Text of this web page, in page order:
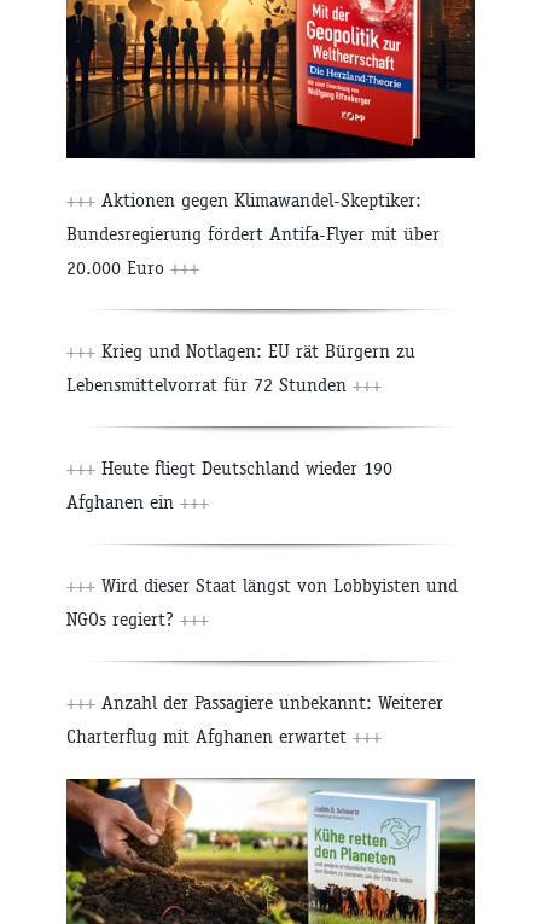
+++ Aktionen gegen Klimawandel-Skeptiker:
Bundesregierung fördert Antifa-Flyer mit über
20.000 Euro +++
+++ Krieg und Notlagen: EU rät Bürgern zu
Lebensmittelvorrat für 72 Stunden +++
+++ Heute fliegt Deutschland wieder 190
Afghanen ein +++
+++ Wird dieser Staat längst von Lobbyisten und
NGOs regiert? +++
+++ Anzahl der Passagiere unbekannt: Weiterer
Charterflug mit Afghanen erwartet +++